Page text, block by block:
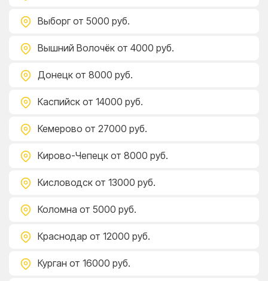
Выборг от 5000 руб.
Вышний Волочёк от 4000 руб.
Донецк от 8000 руб.
Каспийск от 14000 руб.
Кемерово от 27000 руб.
Кирово-Чепецк от 8000 руб.
Кисловодск от 13000 руб.
Коломна от 5000 руб.
Краснодар от 12000 руб.
Курган от 16000 руб.